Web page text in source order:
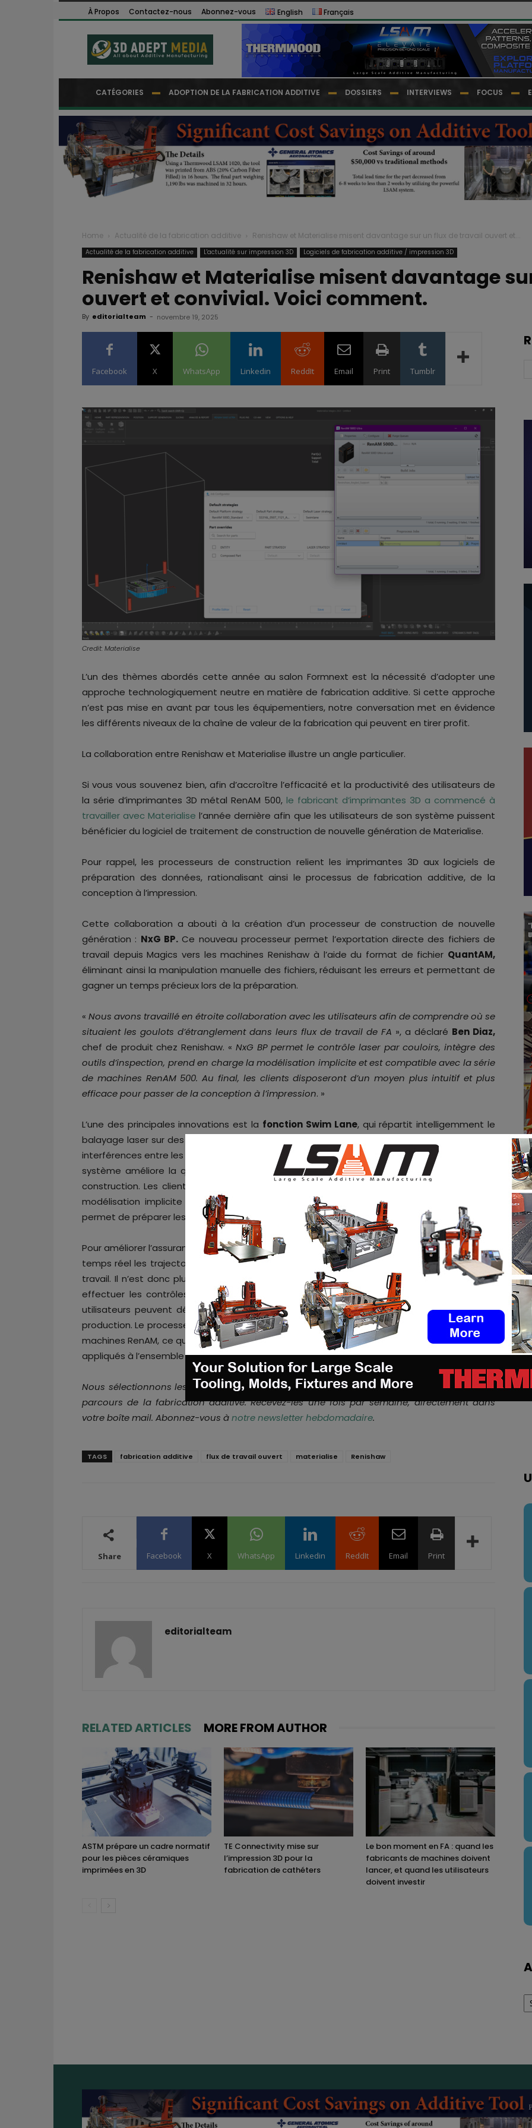
À Propos Contactez-nous Abonnez-vous English Français
CATÉGORIES ADOPTION DE LA FABRICATION ADDITIVE DOSSIERS INTERVIEWS FOCUS
Home Actualité de la fabrication additive Renishaw et Materialise misent davantage sur un flux de travail ouvert et...
Actualité de la fabrication additive L'actualité sur impression 3D Logiciels de fabrication additive / impression 3D
Renishaw et Materialise misent davantage
ouvert et convivial. Voici comment.
By editorialteam - novembre 19, 2025
Facebook X WhatsApp Linkedin ReddIt Email Print Tumblr
Credit: Materialise
L’un des thèmes abordés cette année au salon Formnext est la nécessité d’adopter une
approche technologiquement neutre en matière de fabrication additive. Si cette approche
n’est pas mise en avant par tous les équipementiers, notre conversation met en évidence
les différents niveaux de la chaîne de valeur de la fabrication qui peuvent en tirer profit.
La collaboration entre Renishaw et Materialise illustre un angle particulier.
Si vous vous souvenez bien, afin d’accroître l’efficacité et la productivité des utilisateurs de
la série d’imprimantes 3D métal RenAM 500, le fabricant d’imprimantes 3D a commencé à
travailler avec Materialise l’année dernière afin que les utilisateurs de son système puissent
bénéficier du logiciel de traitement de construction de nouvelle génération de Materialise.
Pour rappel, les processeurs de construction relient les imprimantes 3D aux logiciels de
préparation des données, rationalisant ainsi le processus de fabrication additive, de la
conception à l’impression.
Cette collaboration a abouti à la création d’un processeur de construction de nouvelle
génération : NxG BP. Ce nouveau processeur permet l’exportation directe des fichiers de
travail depuis Magics vers les machines Renishaw à l’aide du format de fichier QuantAM,
éliminant ainsi la manipulation manuelle des fichiers, réduisant les erreurs et permettant de
gagner un temps précieux lors de la préparation.
« Nous avons travaillé en étroite collaboration avec les utilisateurs afin de comprendre où se
situaient les goulots d’étranglement dans leurs flux de travail de FA », a déclaré Ben Diaz,
chef de produit chez Renishaw. « NxG BP permet le contrôle laser par couloirs, intègre des
outils d’inspection, prend en charge la modélisation implicite et est compatible avec la série
de machines RenAM 500. Au final, les clients disposeront d’un moyen plus intuitif et plus
efficace pour passer de la conception à l’impression. »
L’une des principales innovations est la fonction Swim Lane, qui répartit intelligemment le
balayage laser sur des zones définies de la plate-forme de construction. En empêchant les
interférences entre les lasers et en gérant les chevauchements pour une fusion complète, le
système améliore la qualité et la cohérence des pièces tout en réduisant les temps de
construction. Les clients bénéficient également de l’intégration avec les flux de travail de
modélisation implicite nTop, ce qui facilite le traitement des géométries complexes et
permet de préparer les tâches plus efficacement, selon un communiqué de presse.
Pour améliorer l’assurance qualité,NxG BP
intègre un outil Inspector qui permet de vérifier en
temps réel les trajectoires laser et la configuration des tâches directement dans le flux de
travail. Il n’est donc plus nécessaire de passer d’un environnement logiciel à un autre pour
effectuer les contrôles qualité. Grâce à cette fonctionnalité basée sur les données, les
utilisateurs peuvent détecter et résoudre les problèmes potentiels avant le début de la
production. Le processeur est également entièrement compatible avec toute la gamme de
machines RenAM, ce qui garantit que les avantages de cette nouvelle solution peuvent être
appliqués à l’ensemble du parc installé de Renishaw.
Nous sélectionnons les informations importantes pour vous aider à progresser dans votre
parcours de la fabrication additive. Recevez-les une fois par semaine, directement dans
votre boîte mail. Abonnez-vous ànotre newsletter hebdomadaire.
TAGS fabrication additive flux de travail ouvert materialise Renishaw
Share Facebook X WhatsApp Linkedin ReddIt Email Print
editorialteam
RELATED ARTICLES MORE FROM AUTHOR
ASTM prépare un cadre normatif
pour les pièces céramiques
imprimées en 3D
TE Connectivity mise sur
l’impression 3D pour la
fabrication de cathéters
Le bon moment en FA : quand les
fabricants de machines doivent
lancer, et quand les utilisateurs
doivent investir